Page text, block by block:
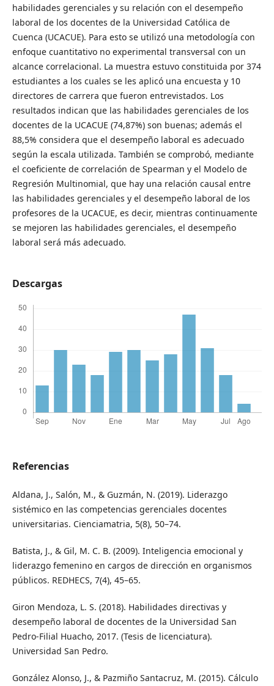
habilidades gerenciales y su relación con el desempeño
laboral de los docentes de la Universidad Católica de
Cuenca (UCACUE). Para esto se utilizó una metodología con
enfoque cuantitativo no experimental transversal con un
alcance correlacional. La muestra estuvo constituida por 374
estudiantes a los cuales se les aplicó una encuesta y 10
directores de carrera que fueron entrevistados. Los
resultados indican que las habilidades gerenciales de los
docentes de la UCACUE (74,87%) son buenas; además el
88,5% considera que el desempeño laboral es adecuado
según la escala utilizada. También se comprobó, mediante
el coeficiente de correlación de Spearman y el Modelo de
Regresión Multinomial, que hay una relación causal entre
las habilidades gerenciales y el desempeño laboral de los
profesores de la UCACUE, es decir, mientras continuamente
se mejoren las habilidades gerenciales, el desempeño
laboral será más adecuado.
Descargas
Referencias
Aldana, J., Salón, M., & Guzmán, N. (2019). Liderazgo
sistémico en las competencias gerenciales docentes
universitarias. Cienciamatria, 5(8), 50–74.
Batista, J., & Gil, M. C. B. (2009). Inteligencia emocional y
liderazgo femenino en cargos de dirección en organismos
públicos. REDHECS, 7(4), 45–65.
Giron Mendoza, L. S. (2018). Habilidades directivas y
desempeño laboral de docentes de la Universidad San
Pedro-Filial Huacho, 2017. (Tesis de licenciatura).
Universidad San Pedro.
González Alonso, J., & Pazmiño Santacruz, M. (2015). Cálculo